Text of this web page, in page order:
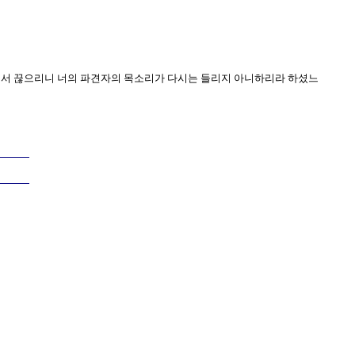
끊으리니 너의 파견자의 목소리가 다시는 들리지 아니하리라 하셨느